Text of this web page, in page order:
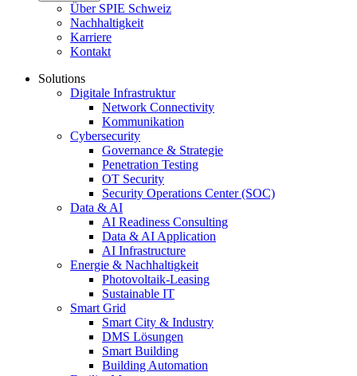
Über SPIE Schweiz
Nachhaltigkeit
Karriere
Kontakt
Solutions
Digitale Infrastruktur
Network Connectivity
Kommunikation
Cybersecurity
Governance & Strategie
Penetration Testing
OT Security
Security Operations Center (SOC)
Data & AI
AI Readiness Consulting
Data & AI Application
AI Infrastructure
Energie & Nachhaltigkeit
Photovoltaik-Leasing
Sustainable IT
Smart Grid
Smart City & Industry
DMS Lösungen
Smart Building
Building Automation